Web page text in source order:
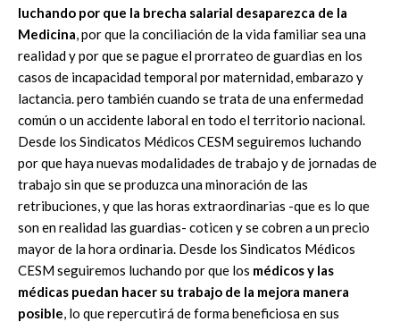
luchando por que la brecha salarial desaparezca de la
Medicina, por que la conciliación de la vida familiar sea una
realidad y por que se pague el prorrateo de guardias en los
casos de incapacidad temporal por maternidad, embarazo y
lactancia. pero también cuando se trata de una enfermedad
común o un accidente laboral en todo el territorio nacional.
Desde los Sindicatos Médicos CESM seguiremos luchando
por que haya nuevas modalidades de trabajo y de jornadas de
trabajo sin que se produzca una minoración de las
retribuciones, y que las horas extraordinarias -que es lo que
son en realidad las guardias- coticen y se cobren a un precio
mayor de la hora ordinaria. Desde los Sindicatos Médicos
CESM seguiremos luchando por que los médicos y las
médicas puedan hacer su trabajo de la mejora manera
posible, lo que repercutirá de forma beneficiosa en sus